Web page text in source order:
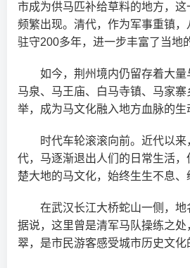
市成为供马匹补给草料的地方，
频繁出现。清代，作为军事重镇
驻守200多年，进一步丰富了当地
如今，荆州境内仍留存着大
马泉、马王庙、白马寺镇、马家
举，成为马文化融入地方血脉的生
时代车轮滚滚向前。近代以
代，马逐渐退出人们的日常生活，
楚大地的马文化，始终生生不息、
在武汉长江大桥蛇山一侧，地
据说，这里曾是清军马队操练之
翠，是市民游客感受城市历史文化